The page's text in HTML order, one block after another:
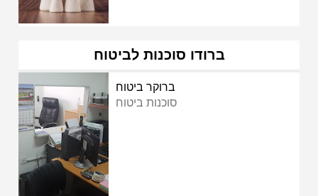
ברודו סוכנות לביטוח
ברוקר ביטוח
סוכנות ביטוח